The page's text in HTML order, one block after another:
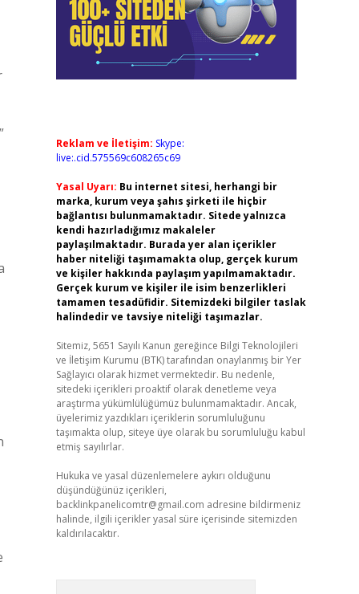
Reklam ve İletişim: Skype:
live:.cid.575569c608265c69
Yasal Uyarı: Bu internet sitesi, herhangi bir
marka, kurum veya şahıs şirketi ile hiçbir
bağlantısı bulunmamaktadır. Sitede yalnızca
kendi hazırladığımız makaleler
paylaşılmaktadır. Burada yer alan içerikler
haber niteliği taşımamakta olup, gerçek kurum
ve kişiler hakkında paylaşım yapılmamaktadır.
Gerçek kurum ve kişiler ile isim benzerlikleri
tamamen tesadüfidir. Sitemizdeki bilgiler taslak
halindedir ve tavsiye niteliği taşımazlar.
Sitemiz, 5651 Sayılı Kanun gereğince Bilgi Teknolojileri
ve İletişim Kurumu (BTK) tarafından onaylanmış bir Yer
Sağlayıcı olarak hizmet vermektedir. Bu nedenle,
sitedeki içerikleri proaktif olarak denetleme veya
araştırma yükümlülüğümüz bulunmamaktadır. Ancak,
üyelerimiz yazdıkları içeriklerin sorumluluğunu
taşımakta olup, siteye üye olarak bu sorumluluğu kabul
etmiş sayılırlar.
Hukuka ve yasal düzenlemelere aykırı olduğunu
düşündüğünüz içerikleri,
backlinkpanelicomtr@gmail.com adresine bildirmeniz
halinde, ilgili içerikler yasal süre içerisinde sitemizden
kaldırılacaktır.